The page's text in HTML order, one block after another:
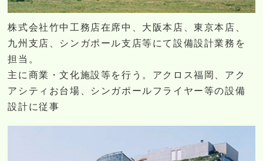
株式会社竹中工務店在席中、大阪本店、東京本店、
九州支店、シンガポール支店等にて設備設計業務を
担当。
主に商業・文化施設等を行う。アクロス福岡、アク
アシティお台場、シンガポールフライヤー等の設備
設計に従事